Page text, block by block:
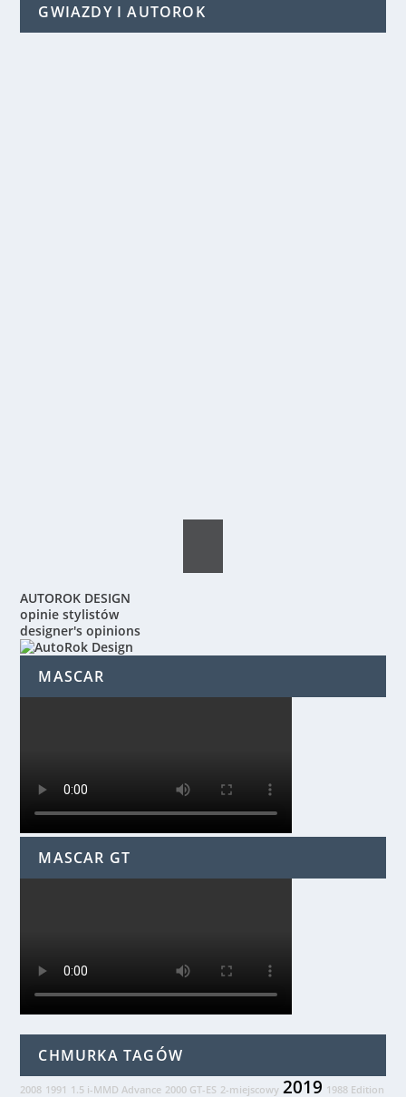
GWIAZDY I AUTOROK
AUTOROK DESIGN
opinie stylistów
designer's opinions
MASCAR
MASCAR GT
CHMURKA TAGÓW
2008 1991 1.5 i-MMD Advance 2000 GT-ES 2-miejscowy 2019 1988 Edition